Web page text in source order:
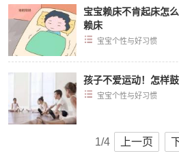
宝宝赖床不肯起床怎
赖床
宝宝个性与好习惯
孩子不爱运动！怎样
宝宝个性与好习惯
1/4 上一页